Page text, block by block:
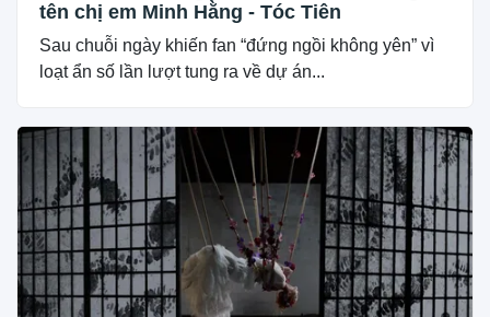
tên chị em Minh Hằng - Tóc Tiên
Sau chuỗi ngày khiến fan “đứng ngồi không yên” vì
loạt ẩn số lần lượt tung ra về dự án...